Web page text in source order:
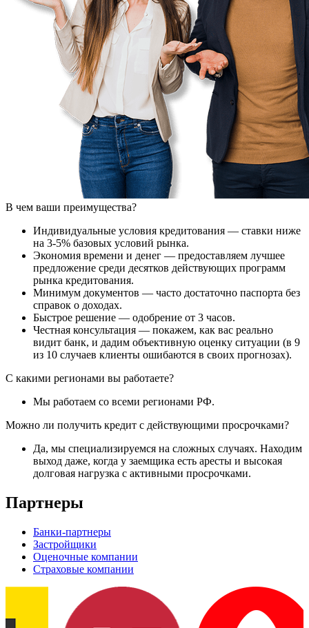
В чем ваши преимущества?
Индивидуальные условия кредитования — ставки ниже
на 3-5% базовых условий рынка.
Экономия времени и денег — предоставляем лучшее
предложение среди десятков действующих программ
рынка кредитования.
Минимум документов — часто достаточно паспорта без
справок о доходах.
Быстрое решение — одобрение от 3 часов.
Честная консультация — покажем, как вас реально
видит банк, и дадим объективную оценку ситуации (в 9
из 10 случаев клиенты ошибаются в своих прогнозах).
С какими регионами вы работаете?
Мы работаем со всеми регионами РФ.
Можно ли получить кредит с действующими просрочками?
Да, мы специализируемся на сложных случаях. Находим
выход даже, когда у заемщика есть аресты и высокая
долговая нагрузка с активными просрочками.
Партнеры
Банки-партнеры
Застройщики
Оценочные компании
Страховые компании